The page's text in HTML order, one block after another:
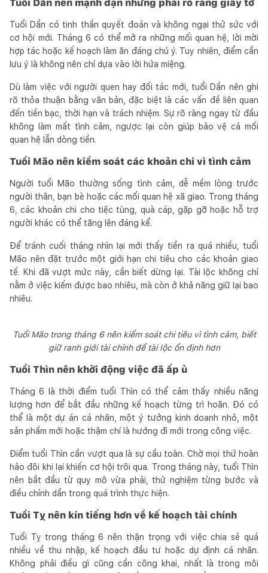
Tuổi Dần nên mạnh dạn nhưng phải rõ ràng giấy tờ
Tuổi Dần có tinh thần quyết đoán và không ngại thử sức với
cơ hội mới. Tháng 6 có thể mở ra những mối quan hệ, lời mời
hợp tác hoặc kế hoạch làm ăn đáng chú ý. Tuy nhiên, điểm cần
lưu ý là không nên chỉ dựa vào lời hứa miệng.
Dù làm việc với người quen hay đối tác mới, tuổi Dần nên ghi
rõ thỏa thuận bằng văn bản, đặc biệt là các vấn đề liên quan
đến tiền bạc, thời hạn và trách nhiệm. Sự rõ ràng ngay từ đầu
không làm mất tình cảm, ngược lại còn giúp bảo vệ cả mối
quan hệ lẫn dòng tiền.
Tuổi Mão nên kiểm soát các khoản chi vì tình cảm
Người tuổi Mão thường sống tình cảm, dễ mềm lòng trước
người thân, bạn bè hoặc các mối quan hệ xã giao. Trong tháng
6, các khoản chi cho tiệc tùng, quà cáp, gặp gỡ hoặc hỗ trợ
người khác có thể tăng lên đáng kể.
Để tránh cuối tháng nhìn lại mới thấy tiền ra quá nhiều, tuổi
Mão nên đặt trước một giới hạn chi tiêu cho các khoản giao
tế. Khi đã vượt mức này, cần biết dừng lại. Tài lộc không chỉ
nằm ở việc kiếm được bao nhiêu, mà còn ở khả năng giữ lại bao
nhiêu.
Tuổi Mão trong tháng 6 nên kiểm soát chi tiêu vì tình cảm, biết
giữ ranh giới tài chính để tài lộc ổn định hơn
Tuổi Thìn nên khởi động việc đã ấp ủ
Tháng 6 là thời điểm tuổi Thìn có thể cảm thấy nhiều năng
lượng hơn để bắt đầu những kế hoạch từng trì hoãn. Đó có
thể là một dự án cá nhân, một ý tưởng kinh doanh nhỏ, một
sản phẩm mới hoặc thậm chí là hướng đi mới trong công việc.
Điểm tuổi Thìn cần vượt qua là sự cầu toàn. Chờ mọi thứ hoàn
hảo đôi khi lại khiến cơ hội trôi qua. Trong tháng này, tuổi Thìn
nên bắt đầu từ quy mô vừa phải, thử nghiệm từng bước và
điều chỉnh dần trong quá trình thực hiện.
Tuổi Tỵ nên kín tiếng hơn về kế hoạch tài chính
Tuổi Tỵ trong tháng 6 nên thận trọng với việc chia sẻ quá
nhiều về thu nhập, kế hoạch đầu tư hoặc dự định cá nhân.
Không phải điều gì cũng cần công khai, nhất là trong môi